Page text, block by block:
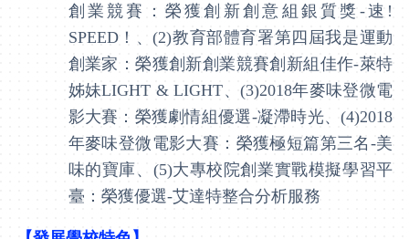
創業競賽：榮獲創新創意組銀質獎 -速 !
SPEED！、(2)教育部體育署第四屆我是運動
創業家：榮獲創新創業競賽創新組佳作-萊特
姊妹LIGHT & LIGHT、 (3)2018年麥味登微電
影大賽：榮獲劇情組優選-凝滯時光、(4)2018
年麥味登微電影大賽：榮獲極短篇第三名 -美
味的寶庫、 (5)大專校院創業實戰模擬學習平
臺：榮獲優選-艾達特整合分析服務